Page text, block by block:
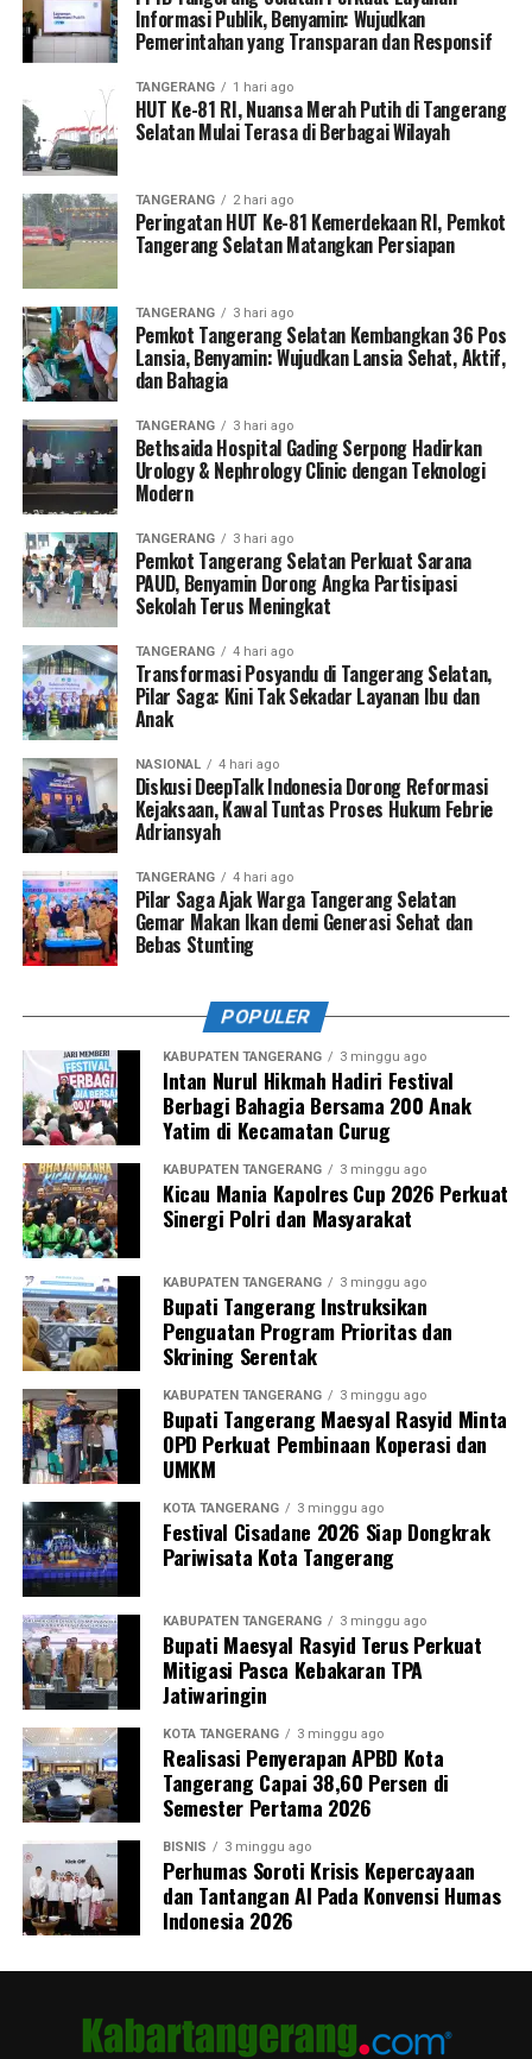
Informasi Publik, Benyamin: Wujudkan
Pemerintahan yang Transparan dan Responsif
TANGERANG 1 hari ago
HUT Ke-81 RI, Nuansa Merah Putih di Tangerang
Selatan Mulai Terasa di Berbagai Wilayah
TANGERANG 2 hari ago
Peringatan HUT Ke-81 Kemerdekaan RI, Pemkot
Tangerang Selatan Matangkan Persiapan
TANGERANG 3 hari ago
Pemkot Tangerang Selatan Kembangkan 36 Pos
Lansia, Benyamin: Wujudkan Lansia Sehat, Aktif,
dan Bahagia
TANGERANG 3 hari ago
Bethsaida Hospital Gading Serpong Hadirkan
Urology & Nephrology Clinic dengan Teknologi
Modern
TANGERANG 3 hari ago
Pemkot Tangerang Selatan Perkuat Sarana
PAUD, Benyamin Dorong Angka Partisipasi
Sekolah Terus Meningkat
TANGERANG 4 hari ago
Transformasi Posyandu di Tangerang Selatan,
Pilar Saga: Kini Tak Sekadar Layanan Ibu dan
Anak
NASIONAL 4 hari ago
Diskusi DeepTalk Indonesia Dorong Reformasi
Kejaksaan, Kawal Tuntas Proses Hukum Febrie
Adriansyah
TANGERANG 4 hari ago
Pilar Saga Ajak Warga Tangerang Selatan
Gemar Makan Ikan demi Generasi Sehat dan
Bebas Stunting
POPULER
KABUPATEN TANGERANG 3 minggu ago
Intan Nurul Hikmah Hadiri Festival
Berbagi Bahagia Bersama 200 Anak
Yatim di Kecamatan Curug
KABUPATEN TANGERANG 3 minggu ago
Kicau Mania Kapolres Cup 2026 Perkuat
Sinergi Polri dan Masyarakat
KABUPATEN TANGERANG 3 minggu ago
Bupati Tangerang Instruksikan
Penguatan Program Prioritas dan
Skrining Serentak
KABUPATEN TANGERANG 3 minggu ago
Bupati Tangerang Maesyal Rasyid Minta
OPD Perkuat Pembinaan Koperasi dan
UMKM
KOTA TANGERANG 3 minggu ago
Festival Cisadane 2026 Siap Dongkrak
Pariwisata Kota Tangerang
KABUPATEN TANGERANG 3 minggu ago
Bupati Maesyal Rasyid Terus Perkuat
Mitigasi Pasca Kebakaran TPA
Jatiwaringin
KOTA TANGERANG 3 minggu ago
Realisasi Penyerapan APBD Kota
Tangerang Capai 38,60 Persen di
Semester Pertama 2026
BISNIS 3 minggu ago
Perhumas Soroti Krisis Kepercayaan
dan Tantangan AI Pada Konvensi Humas
Indonesia 2026